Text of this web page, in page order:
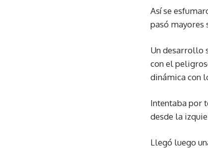
Así se
pasó mayores
Un desarrollo
con el
dinámica con
Intentaba por
desde la
Llegó luego